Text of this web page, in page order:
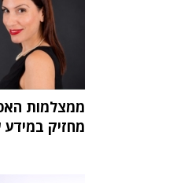
ממצלמות
מחזיק